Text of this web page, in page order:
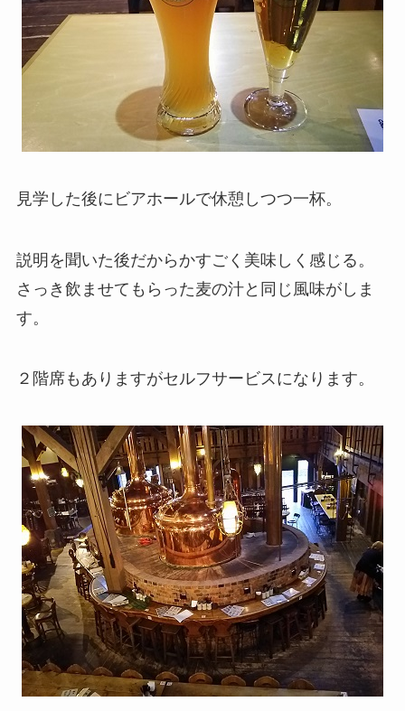
見学した後にビアホールで休憩しつつ一杯。
説明を聞いた後だからかすごく美味しく感じる。
さっき飲ませてもらった麦の汁と同じ風味がしま
す。
２階席もありますがセルフサービスになります。